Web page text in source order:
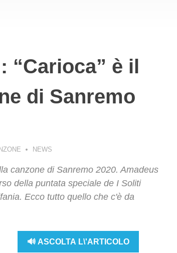
“Carioca” è il
di Sanremo
NEWS
canzone di Sanremo 2020. Amadeus
della puntata speciale de I Soliti
Ecco tutto quello che c'è da
🔊 ASCOLTA L\'ARTICOLO